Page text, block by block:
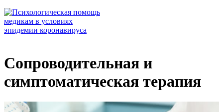
Сопроводительная и
симптоматическая терапия